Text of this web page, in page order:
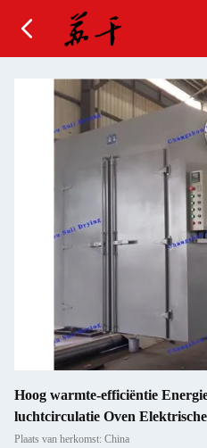
Hoog warmte-efficiëntie
luchtcirculatie Oven
Plaats van herkomst: China